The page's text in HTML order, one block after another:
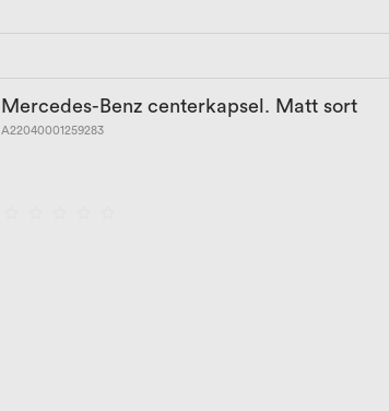
Mercedes-Benz centerkapsel. Matt sort
A22040001259283